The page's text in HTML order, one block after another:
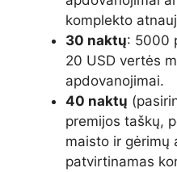
komplekto
30 naktų: 5000
20 USD vertės
apdovanojimai.
40 naktų
premijos taškų,
maisto ir gėrimų
patvirtinamas